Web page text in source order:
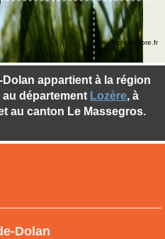
Dolan
appartient à la région
au département Lozère, à
au canton Le Massegros.
©photo-libre.fr